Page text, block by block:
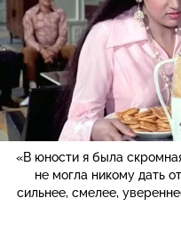
«В юности я была
не могла никому дать
сильнее, смелее,